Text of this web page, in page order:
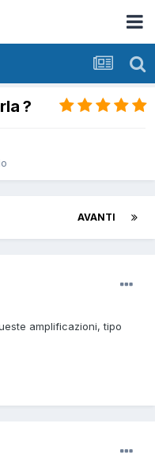
?
AVANTI
amplificazioni, tipo